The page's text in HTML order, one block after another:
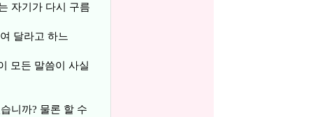
자기가 다시 구름
달라고 하느
모든 말씀이 사실
니까? 물론 할 수